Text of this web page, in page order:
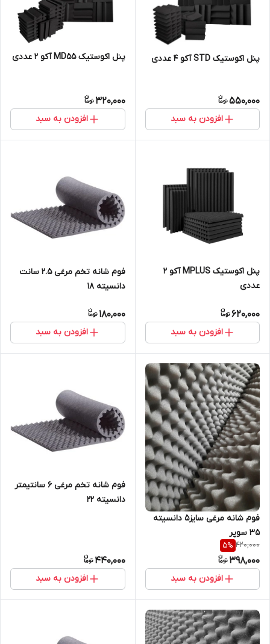
پنل اکوستیک STD آکو 4 عددی
550,000
افزودن به سبد
پنل اکوستیک MD55 آکو ۲ عددی
320,000
افزودن به سبد
پنل اکوستیک MPLUS آکو 2
عددی
620,000
افزودن به سبد
فوم شانه تخم مرغی ۲.۵ سانت
دانسیته ۱۸
180,000
افزودن به سبد
فوم شانه مرغی سایز۵ دانسیته
35 سوپر
420,000
5%
398,000
افزودن به سبد
فوم شانه تخم مرغی 6 سانتیمتر
دانسیته ۲۲
440,000
افزودن به سبد